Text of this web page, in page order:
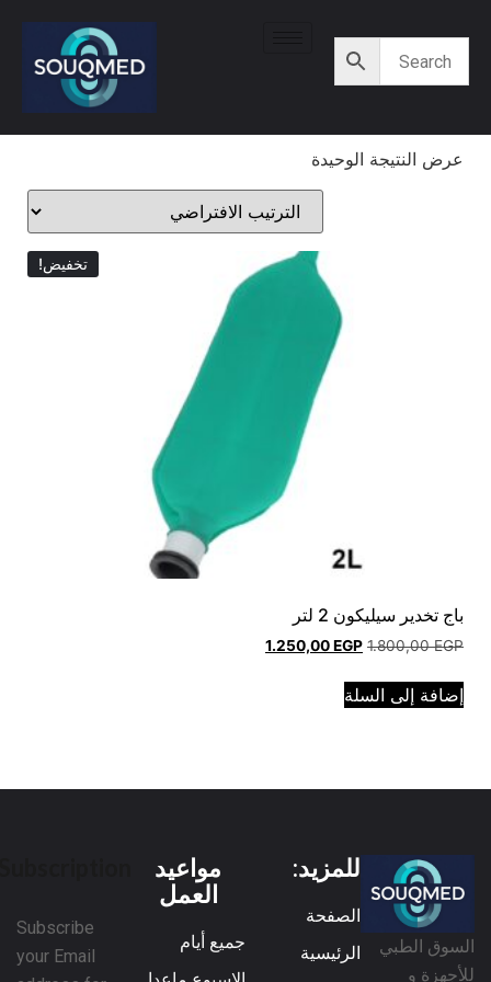
عرض النتيجة الوحيدة
تخفيض!
باج تخدير سيليكون 2 لتر
1.800,00EGP
1.250,00EGP
إضافة إلى السلة
السوق الطبي
للأجهزة و
للمزيد:
الصفحة
الرئيسية
مواعيد
العمل
جميع أيام
Subscribe
your Email